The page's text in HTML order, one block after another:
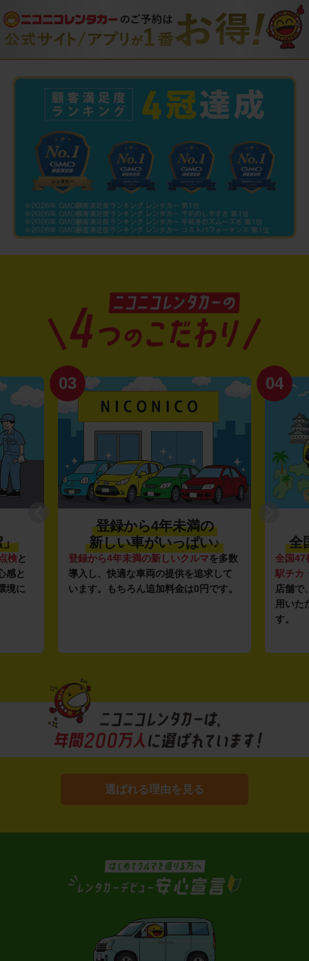
」
検と
感と
境に
03
登録から4年未満の
新しい車がいっぱい♪
登録から4年未満の新しいクルマを多数
導入し、快適な車両の提供を追求して
います。もちろん追加料金は0円です。
04
全
全国47
駅チカ
店舗で
用いた
す。
選ばれる理由を見る